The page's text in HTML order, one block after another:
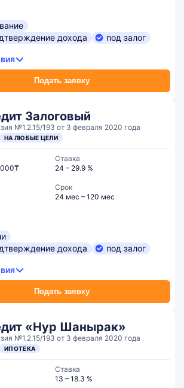
Подать заявку
дохода
под залог
Залоговый
№1.2.15/193 от 3 февраля 2020 года
НА ЛЮБЫЕ ЦЕЛИ
Подать заявку
Ставка
24 – 29.9 %
Срок
24 мес – 120 мес
дохода
под залог
«Нур Шанырак»
№1.2.15/193 от 3 февраля 2020 года
ИПОТЕКА
Ставка
13 – 18.3 %